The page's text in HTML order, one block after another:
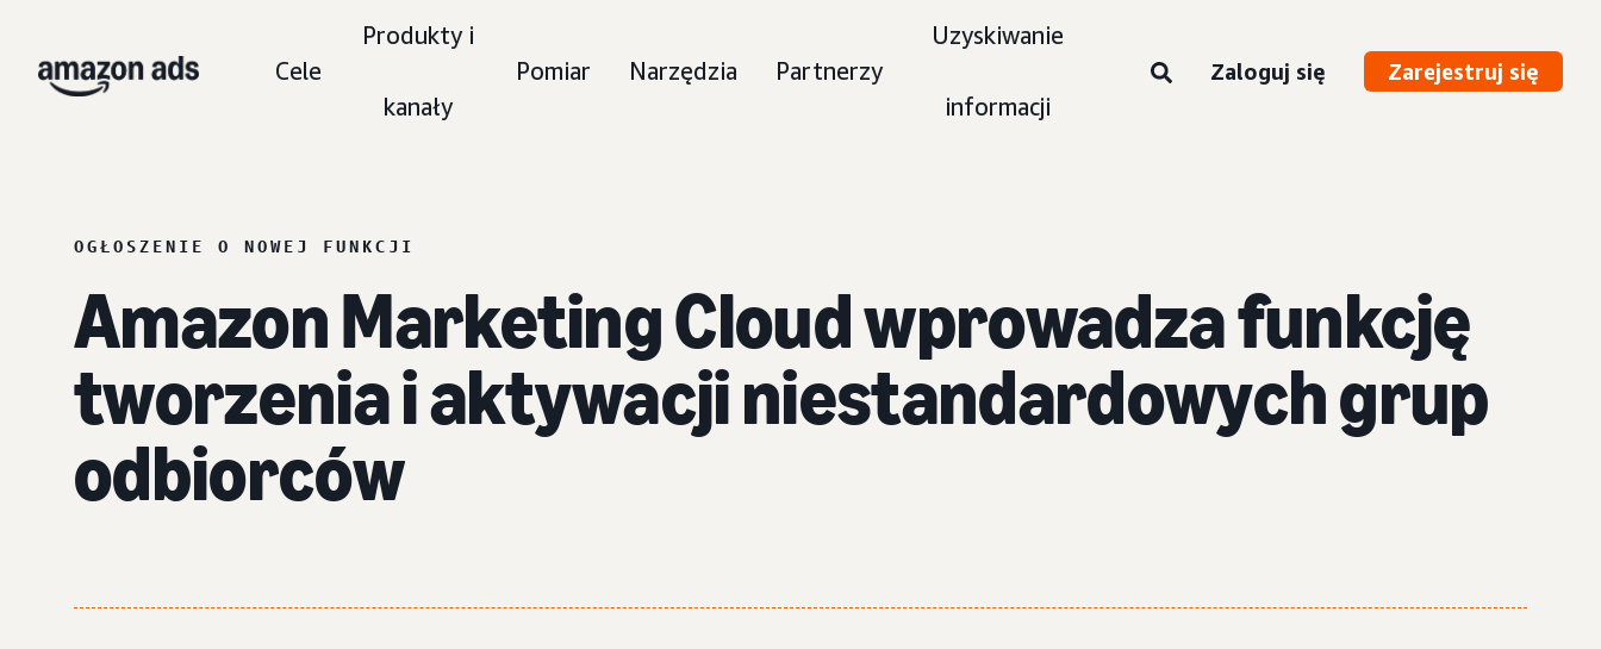
Cele
Produkty i
kanały
Pomiar Narzędzia Partnerzy
Uzyskiwanie
informacji
Zaloguj się Zarejestruj się
OGŁOSZENIE O NOWEJ FUNKCJI
Amazon Marketing Cloud wprowadza funkcję
tworzenia i aktywacji niestandardowych grup
odbiorców